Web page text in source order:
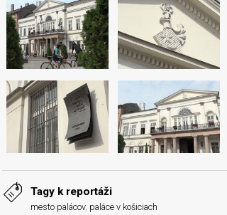
Tagy k reportáži
mesto palácov, paláce v košiciach